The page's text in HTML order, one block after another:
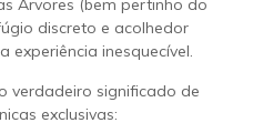
Árvores (bem pertinho do
discreto e acolhedor
experiência inesquecível.
verdadeiro significado de
exclusivas: